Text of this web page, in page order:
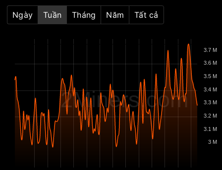
Ngày Tuần Tháng Năm Tất cả
2Miners.com
3 M
3.1 M
3.2 M
3.3 M
3.4 M
3.5 M
3.6 M
3.7 M